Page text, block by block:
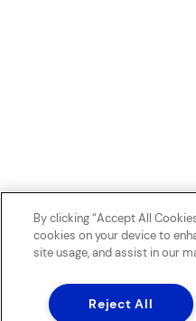
By clicking “Accept All
cookies on your device to
site usage, and assist in our
Reject All